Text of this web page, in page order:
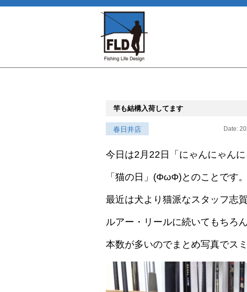
竿も結構入荷してます
春日井店 Date:
今日は2月22日「にゃんにゃん
「猫の日」(ΦωΦ)とのことです。
最近は犬より猫派なスタッフ志
ルアー・リールに続いてもちろ
本数が多いのでまとめ写真でス